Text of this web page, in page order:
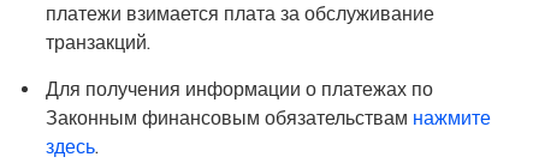
платежи взимается плата за обслуживание
транзакций.
Для получения информации о платежах по
Законным финансовым обязательствам нажмите
здесь.